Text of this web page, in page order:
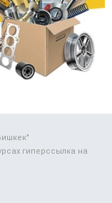
гиперссылка на